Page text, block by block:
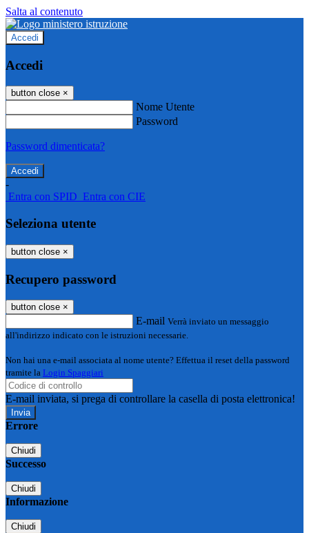
Salta al contenuto
Accedi
Accedi
button close ×
Nome Utente
Password
Password dimenticata?
-
Entra con SPID Entra con CIE
Seleziona utente
button close ×
Recupero password
button close ×
E-mail Verrà inviato un messaggio
all'indirizzo indicato con le istruzioni necessarie.
Non hai una e-mail associata al nome utente? Effettua il reset della password
tramite la Login Spaggiari
E-mail inviata, si prega di controllare la casella di posta elettronica!
Errore
Chiudi
Successo
Chiudi
Informazione
Chiudi